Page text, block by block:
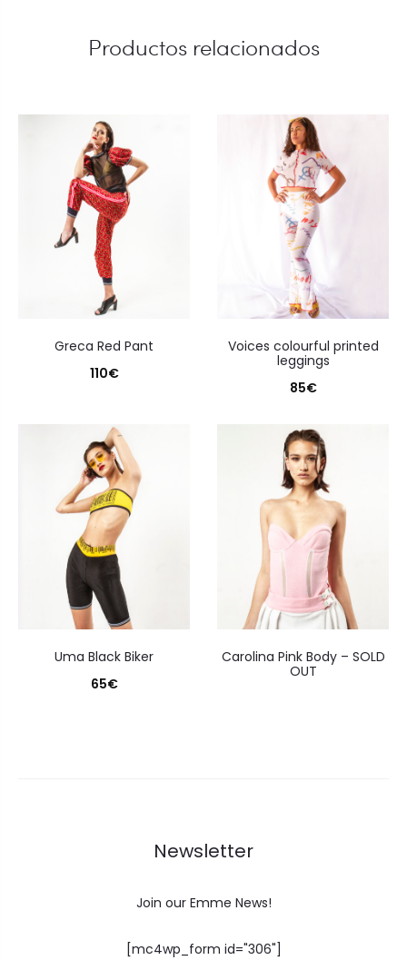
Productos relacionados
Greca Red Pant
110€
Voices colourful printed
leggings
85€
Uma Black Biker
65€
Carolina Pink Body – SOLD
OUT
Newsletter
Join our Emme News!
[mc4wp_form id="306"]